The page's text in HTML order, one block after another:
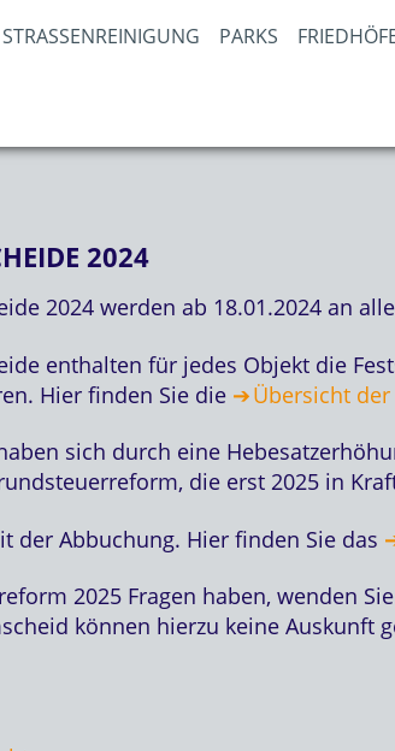
STRASSENREINIGUNG PARKS
2024
2024 werden ab 18.01.2024 an
enthalten für jedes Objekt die
Hier finden Sie die
Übersicht
sich durch eine
die erst 2025 in
der Abbuchung. Hier finden Sie das
2025 Fragen haben, wenden
können hierzu keine Auskunft